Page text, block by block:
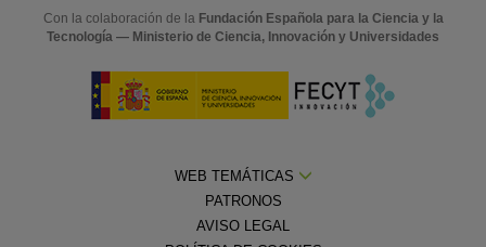
Con la colaboración de la Fundación Española para la Ciencia y la
Tecnología — Ministerio de Ciencia, Innovación y Universidades
WEB TEMÁTICAS
PATRONOS
AVISO LEGAL